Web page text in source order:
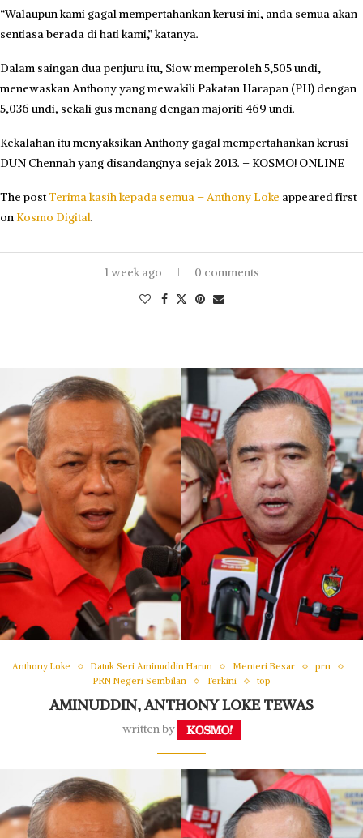
“Walaupun kami gagal mempertahankan kerusi ini, anda semua akan
sentiasa berada di hati kami,” katanya.
Dalam saingan dua penjuru itu, Siow memperoleh 5,505 undi,
menewaskan Anthony yang mewakili Pakatan Harapan (PH) dengan
5,036 undi, sekali gus menang dengan majoriti 469 undi.
Kekalahan itu menyaksikan Anthony gagal mempertahankan kerusi
DUN Chennah yang disandangnya sejak 2013. – KOSMO! ONLINE
The postTerima kasih kepada semua – Anthony Loke appeared first
on Kosmo Digital.
1 week ago 0 comments
Anthony Loke Datuk Seri Aminuddin Harun Menteri Besar
prn
PRN Negeri Sembilan
Terkini top
AMINUDDIN, ANTHONY LOKE TEWAS
written by